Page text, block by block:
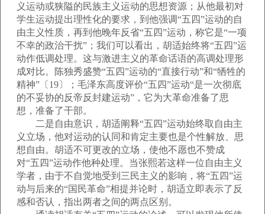
义运动或狭隘的民族主义运动的思想资源；从他最初对
学生运动提出理性化的要求，到他强调“五四”运动的自
由主义性质，再到他晚年反省“五四”运动，称它是“一项
不幸的政治干扰”；我们可以看出，胡适始终将“五四”运
动作低调处理。这与激进主义的革命话语的高调处理形
成对比。陈独秀盛赞“五四”运动的“直接行动”和“牺牲的
精神”〔19〕；毛泽东高度评价“五四”运动“是一次彻底
的不妥协的反帝反封建运动”，它为大革命准备了思
想，准备了干部。
二是自由意识，胡适阐释“五四”运动始终取自由主
义立场，他对运动的认同和肯定主要也是个性解放、思
想自由。胡适不可更改的立场，使他不愿也不赞成
对“五四”运动作他种处理。当张熙若这样一位自由主义
学者，由于不自觉地受到三民主义的影响，将“五四”运
动与后来的“国民革命”相提并论时，胡适立即表示了反
感和否认，指出两者之间的两点区别。